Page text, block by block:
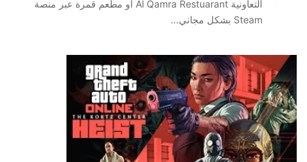
التعاونية Al Qamra Restuarant أو مطعم قمرة عبر منصة
Steam بشكل مجاني…